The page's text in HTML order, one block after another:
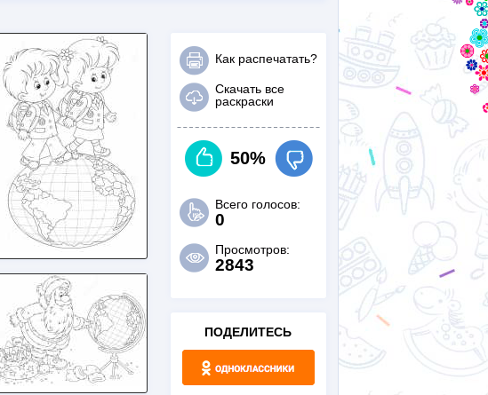
Как распечатать?
Скачать все
раскраски
50%
Всего голосов:
0
Просмотров:
2843
ПОДЕЛИТЕСЬ